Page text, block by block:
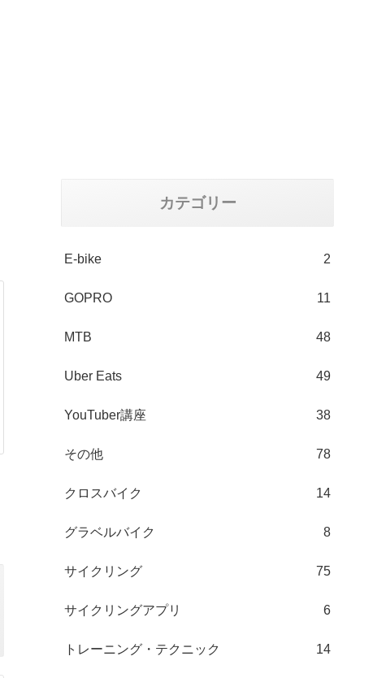
カテゴリー
E-bike 2
GOPRO 11
MTB 48
Uber Eats 49
YouTuber講座 38
その他 78
クロスバイク 14
グラベルバイク 8
サイクリング 75
サイクリングアプリ 6
トレーニング・テクニック 14